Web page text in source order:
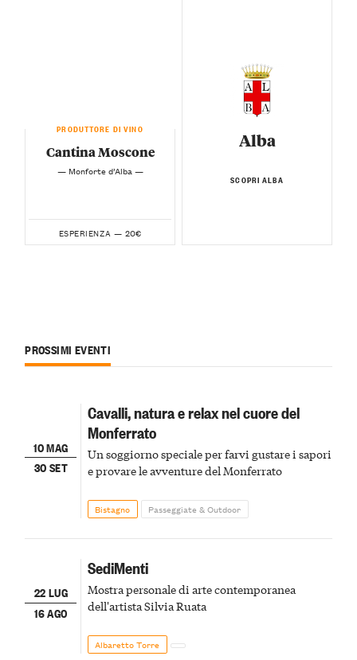
PRODUTTORE DI VINO
Cantina Moscone
— Monforte d’Alba —
ESPERIENZA — 20€
Alba
SCOPRI ALBA
PROSSIMI EVENTI
10 MAG
30 SET
Cavalli, natura e relax nel cuore del
Monferrato
Un soggiorno speciale per farvi gustare i sapori
e provare le avventure del Monferrato
Bistagno Passeggiate & Outdoor
22 LUG
16 AGO
SediMenti
Mostra personale di arte contemporanea
dell'artista Silvia Ruata
Albaretto Torre